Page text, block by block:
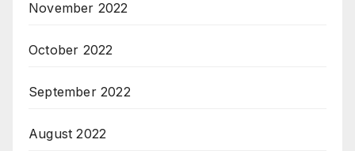
November 2022
October 2022
September 2022
August 2022